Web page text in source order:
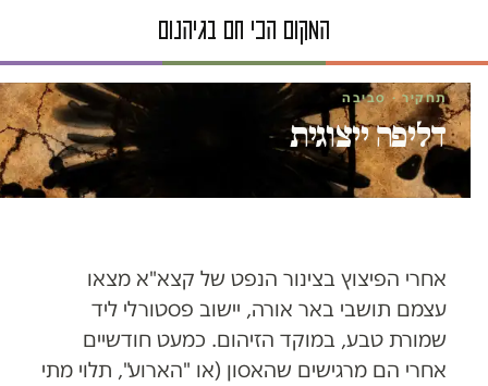
תחקיר · סביבה
דליפה ייצוגית
אחרי הפיצוץ בצינור הנפט של קצא"א מצאו
עצמם תושבי באר אורה, יישוב פסטורלי ליד
שמורת טבע, במוקד הזיהום. כמעט חודשיים
אחרי הם מרגישים שהאסון (או "הארוע", תלוי מתי